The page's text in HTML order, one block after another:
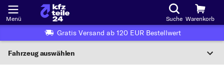
Menü Suche Warenkorb
Gratis Versand ab 120 EUR Bestellwert
Fahrzeug auswählen